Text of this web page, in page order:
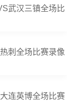
武汉三镇全场比
刺全场比赛录像
连英博全场比赛